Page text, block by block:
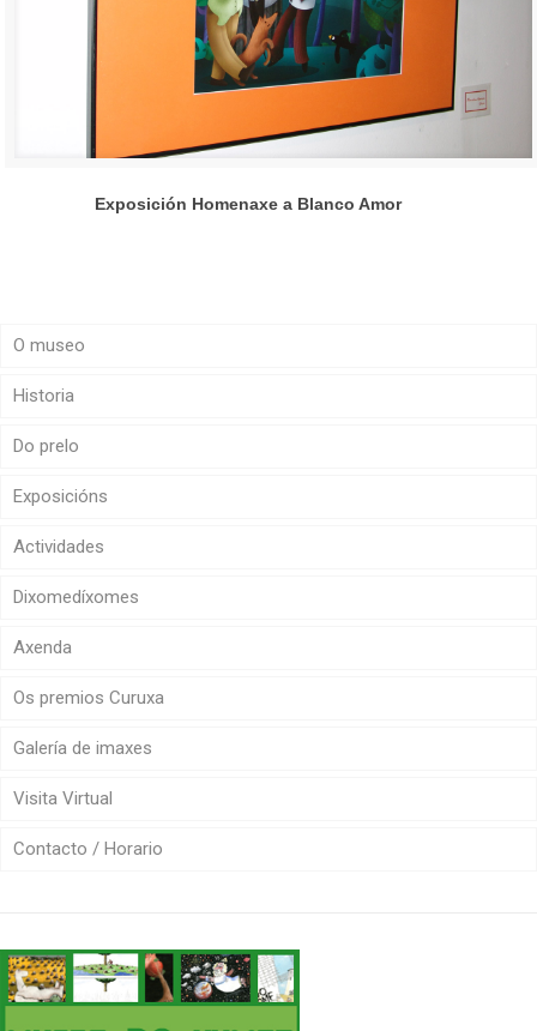
Exposición Homenaxe a Blanco Amor
O museo
Historia
Do prelo
Exposicións
Actividades
Dixomedíxomes
Axenda
Os premios Curuxa
Galería de imaxes
Visita Virtual
Contacto / Horario